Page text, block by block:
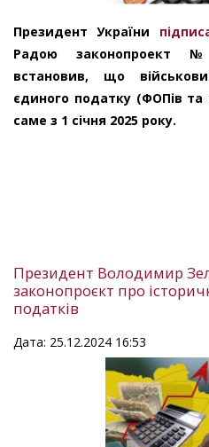
Президент України
Радою законопроект
встановив, що
єдиного податку (ФОПів та
саме з 1 січня 2025 року.
Президент Володимир
законопроєкт про
податків
Дата: 25.12.2024 16:53